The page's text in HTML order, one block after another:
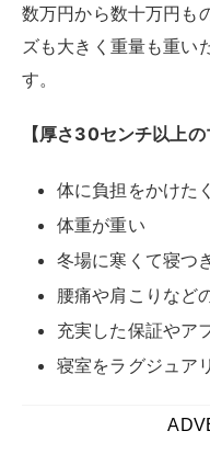
寝室をラグジュア
選び方